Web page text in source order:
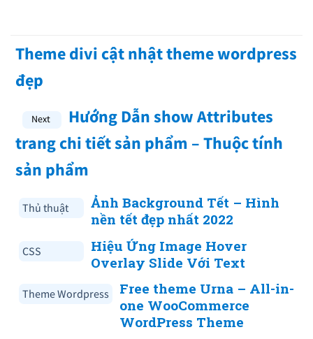
Theme divi cật nhật theme wordpress
đẹp
Hướng Dẫn show Attributes
trang chi tiết sản phẩm – Thuộc tính
sản phẩm
Thủ thuật
Ảnh Background Tết – Hình
nền tết đẹp nhất 2022
CSS
Hiệu Ứng Image Hover
Overlay Slide Với Text
Theme Wordpress
Free theme Urna – All-in-
one WooCommerce
WordPress Theme